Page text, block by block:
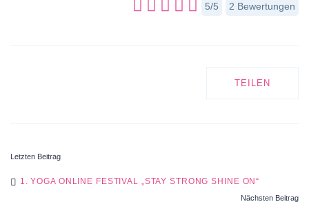
5/5 2 Bewertungen
TEILEN
POST
Letzten Beitrag
1. YOGA ONLINE FESTIVAL „STAY STRONG SHINE ON“
Nächsten Beitrag